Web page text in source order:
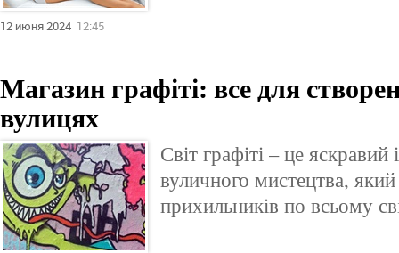
12 июня 2024 12:45
Магазин графіті: все для
вулицях
Світ графіті – це яскравий
вуличного мистецтва,
прихильників по всьому